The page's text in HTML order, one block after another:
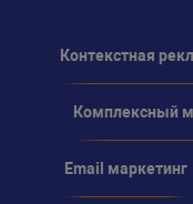
Контекстная
Комплексный
Email маркетинг